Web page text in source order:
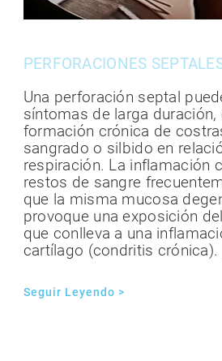
PERFORACIONES
Una perforación septal
síntomas de larga duración,
formación crónica de
sangrado o silbido en
respiración. La inflamación
restos de sangre
que la misma mucosa
provoque una exposición
que conlleva a una
cartílago (condritis crónica).
Seguir Leyendo >